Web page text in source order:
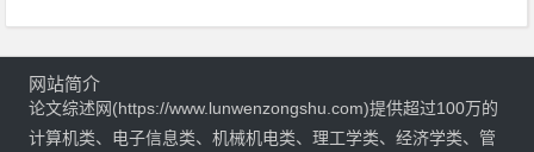
网站简介
论文综述网(https://www.lunwenzongshu.com)提供超过100万的
计算机类、电子信息类、机械机电类、理工学类、经济学类、管